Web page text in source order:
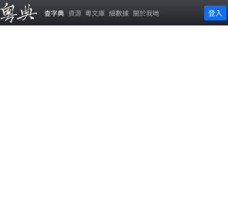
查字典 資源 粵文庫 細數據 關於我哋 登入